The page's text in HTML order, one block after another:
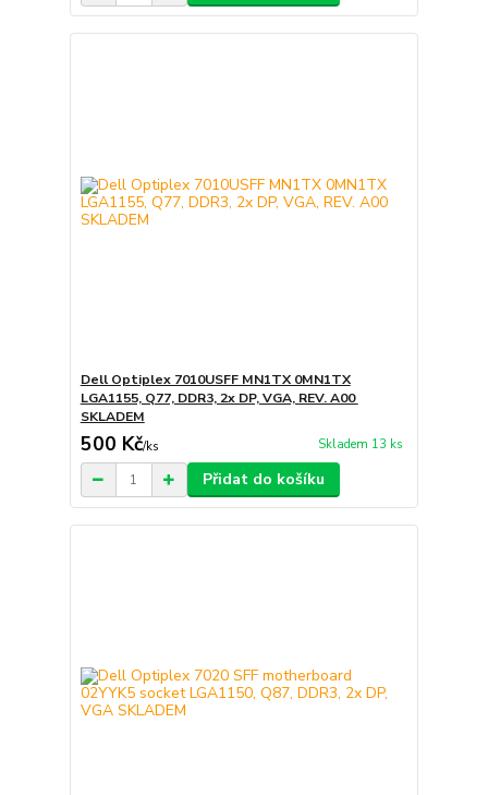
Dell Optiplex 7010USFF MN1TX 0MN1TX
LGA1155, Q77, DDR3, 2x DP, VGA, REV. A00
SKLADEM
500 Kč/ks Skladem 13 ks
Přidat do košíku